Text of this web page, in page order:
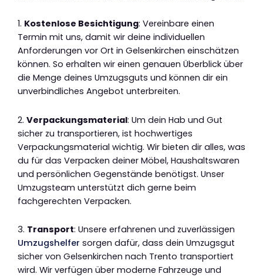
1. Kostenlose Besichtigung: Vereinbare einen
Termin mit uns, damit wir deine individuellen
Anforderungen vor Ort in Gelsenkirchen einschätzen
können. So erhalten wir einen genauen Überblick über
die Menge deines Umzugsguts und können dir ein
unverbindliches Angebot unterbreiten.
2. Verpackungsmaterial: Um dein Hab und Gut
sicher zu transportieren, ist hochwertiges
Verpackungsmaterial wichtig. Wir bieten dir alles, was
du für das Verpacken deiner Möbel, Haushaltswaren
und persönlichen Gegenstände benötigst. Unser
Umzugsteam unterstützt dich gerne beim
fachgerechten Verpacken.
3. Transport: Unsere erfahrenen und zuverlässigen
Umzugshelfer sorgen dafür, dass dein Umzugsgut
sicher von Gelsenkirchen nach Trento transportiert
wird. Wir verfügen über moderne Fahrzeuge und